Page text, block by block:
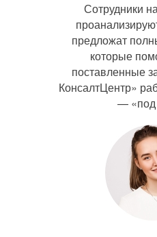
Сотрудники
предложат
которые
поставленные
КонсалтЦентр»
— «под